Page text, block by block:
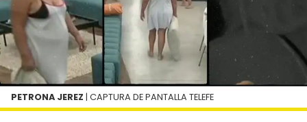
PETRONA JEREZ | CAPTURA DE PANTALLA TELEFE